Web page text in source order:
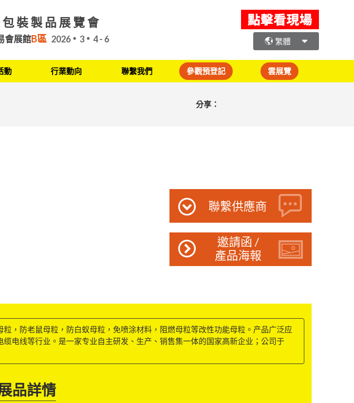
裝製品展覽會
會展館B區 2026 3 4 - 6 繁體
動 行業動向 聯繫我們 參觀預登記 雲展覽
分享：
聯繫供應商
邀請函 /
產品海報
，防老鼠母粒，防白蚁母粒，免喷涂材料，阻燃母粒等改性功能母粒。产品广泛应
电线等行业。是一家专业自主研发、生产、销售集一体的国家高新企业；公司于
品詳情